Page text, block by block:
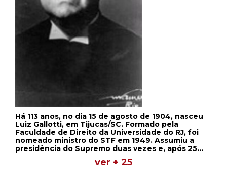
Há 113 anos, no dia 15 de agosto de 1904, nasceu
Luiz Gallotti, em Tijucas/SC. Formado pela
Faculdade de Direito da Universidade do RJ, foi
nomeado ministro do STF em 1949. Assumiu a
presidência do Supremo duas vezes e, após 25
anos de casa, aposentou-se em 1974.
ver + 25